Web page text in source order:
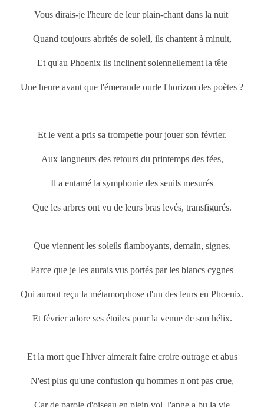
Vous dirais-je l'heure de leur plain-chant dans la nuit
Quand toujours abrités de soleil, ils chantent à minuit,
Et qu'au Phoenix ils inclinent solennellement la tête
Une heure avant que l'émeraude ourle l'horizon des poètes ?
Et le vent a pris sa trompette pour jouer son février.
Aux langueurs des retours du printemps des fées,
Il a entamé la symphonie des seuils mesurés
Que les arbres ont vu de leurs bras levés, transfigurés.
Que viennent les soleils flamboyants, demain, signes,
Parce que je les aurais vus portés par les blancs cygnes
Qui auront reçu la métamorphose d'un des leurs en Phoenix.
Et février adore ses étoiles pour la venue de son hélix.
Et la mort que l'hiver aimerait faire croire outrage et abus
N'est plus qu'une confusion qu'hommes n'ont pas crue,
Car de parole d'oiseau en plein vol, l'ange a bu la vie